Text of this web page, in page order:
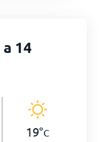
14
19°C